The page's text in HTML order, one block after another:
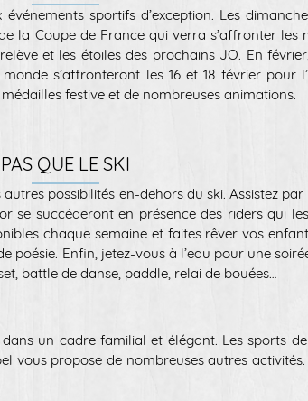
sportifs d’exception. Les
la Coupe de France qui verra s’affronter les
et les étoiles des prochains JO. En
s’affronteront les 16 et 18 février pour
festive et de nombreuses animations.
PAS QUE LE SKI
possibilités en-dehors du ski. Assistez
se succéderont en présence des riders qui
chaque semaine et faites rêver vos
Enfin, jetez-vous à l’eau pour une
battle de danse, paddle, relai de bouées…
un cadre familial et élégant. Les sports
vous propose de nombreuses autres